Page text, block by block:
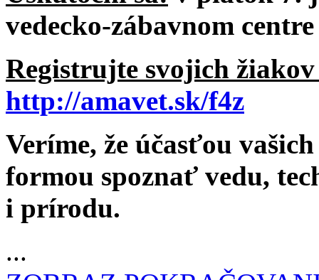
vedecko-zábavnom
Registrujte svojich
http://amavet.sk/f4z
Veríme, že účasťou
formou spoznať vedu,
i prírodu.
...